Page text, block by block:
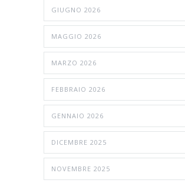
GIUGNO 2026
MAGGIO 2026
MARZO 2026
FEBBRAIO 2026
GENNAIO 2026
DICEMBRE 2025
NOVEMBRE 2025